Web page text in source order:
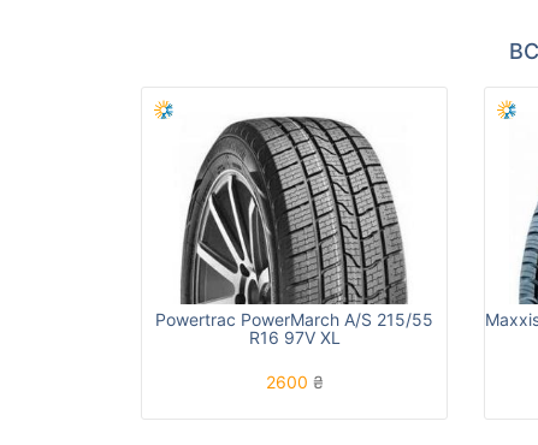
Powertrac PowerMarch A/S 215/55
R16 97V XL
2600 ₴